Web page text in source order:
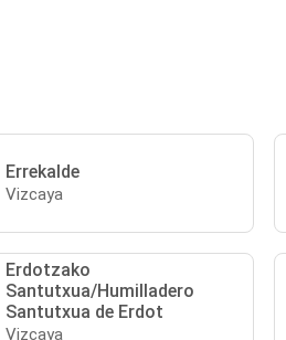
Errekalde
Vizcaya
Erdotzako
Santutxua/Humilladero
Santutxua de Erdot
Vizcaya